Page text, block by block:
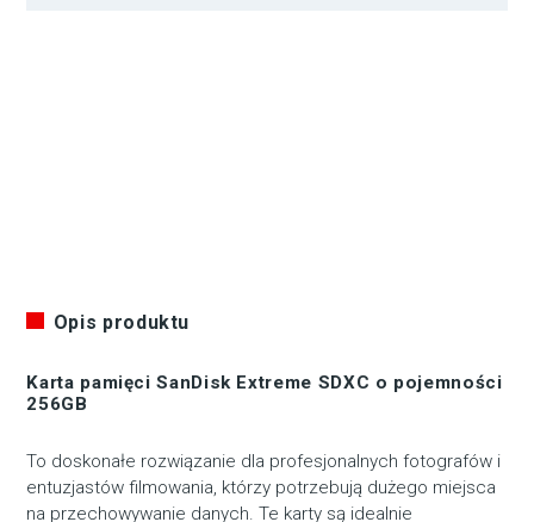
Opis produktu
Karta pamięci SanDisk Extreme SDXC o pojemności
256GB
To doskonałe rozwiązanie dla profesjonalnych fotografów i
entuzjastów filmowania, którzy potrzebują dużego miejsca
na przechowywanie danych. Te karty są idealnie